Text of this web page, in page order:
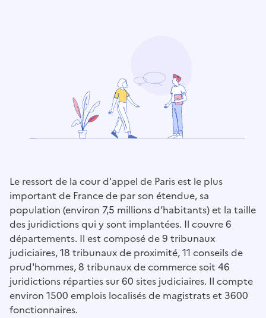
Le ressort de la cour d'appel de Paris est le plus
important de France de par son étendue, sa
population (environ 7,5 millions d’habitants) et la taille
des juridictions qui y sont implantées. Il couvre 6
départements. Il est composé de 9 tribunaux
judiciaires, 18 tribunaux de proximité, 11 conseils de
prud'hommes, 8 tribunaux de commerce soit 46
juridictions réparties sur 60 sites judiciaires. Il compte
environ 1500 emplois localisés de magistrats et 3600
fonctionnaires.